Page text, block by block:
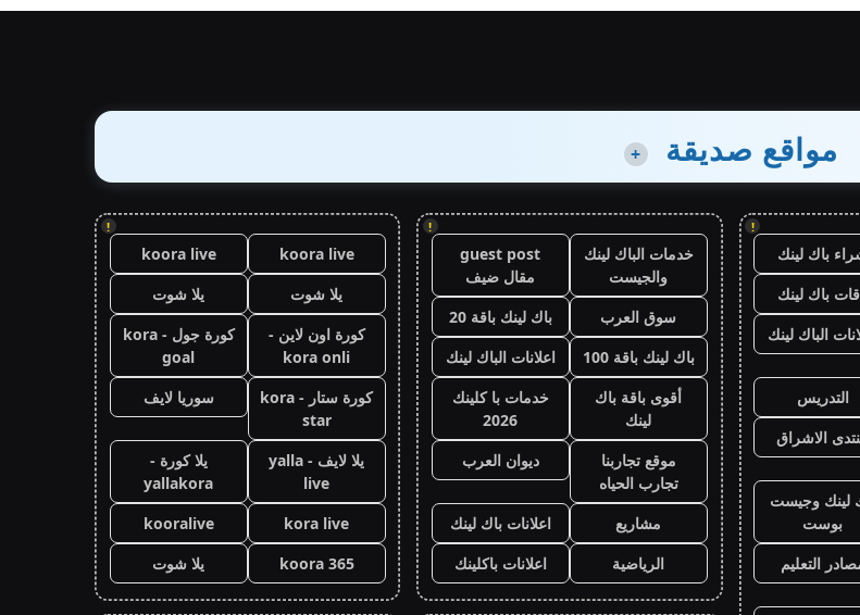
مواقع صديقة +
!
باك لينك
باك لينك
الباك لينك
التدريس
الاشراق
لينك وجيست
بوست
التعليم
!
خدمات الباك لينك
والجيست
guest post
مقال ضيف
سوق العرب
باك لينك باقة 20
باك لينك باقة 100
اعلانات الباك لينك
أقوى باقة باك
لينك
خدمات با كلينك
2026
موقع تجاربنا
تجارب الحياه
ديوان العرب
مشاريع
اعلانات باك لينك
الرياضية
اعلانات باكلينك
!
koora live
koora live
يلا شوت
يلا شوت
كورة اون لاين -
kora onli
كورة جول - kora
goal
كورة ستار - kora
star
سوريا لايف
يلا لايف - yalla
live
يلا كورة -
yallakora
kora live
kooralive
koora 365
يلا شوت